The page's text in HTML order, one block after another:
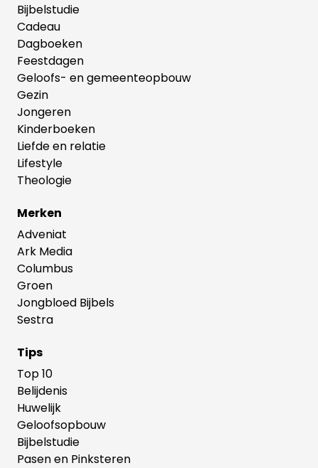
Bijbelstudie
Cadeau
Dagboeken
Feestdagen
Geloofs- en gemeenteopbouw
Gezin
Jongeren
Kinderboeken
Liefde en relatie
Lifestyle
Theologie
Merken
Adveniat
Ark Media
Columbus
Groen
Jongbloed Bijbels
Sestra
Tips
Top 10
Belijdenis
Huwelijk
Geloofsopbouw
Bijbelstudie
Pasen en Pinksteren